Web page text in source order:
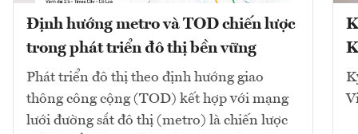
Định hướng metro và TOD chiến lược
trong phát triển đô thị bền vững
Phát triển đô thị theo định hướng giao
thông công cộng (TOD) kết hợp với mạng
lưới đường sắt đô thị (metro) là chiến lược